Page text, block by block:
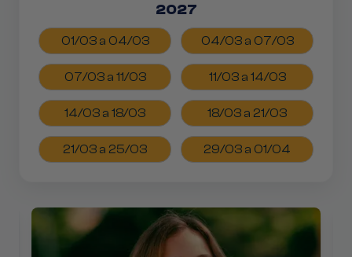
2027
01/03 a 04/03 04/03 a 07/03
07/03 a 11/03 11/03 a 14/03
14/03 a 18/03 18/03 a 21/03
21/03 a 25/03 29/03 a 01/04